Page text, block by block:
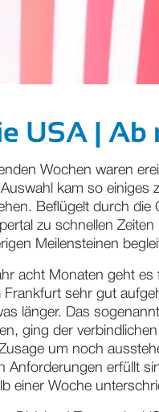
USA |
Wochen waren
kam so
Beflügelt durch
zu schnellen
Meilensteinen
acht Monaten geht
Frankfurt sehr gut
länger. Das
ging der